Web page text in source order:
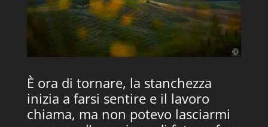
È ora di tornare, la stanchezza
inizia a farsi sentire e il lavoro
chiama, ma non potevo lasciarmi